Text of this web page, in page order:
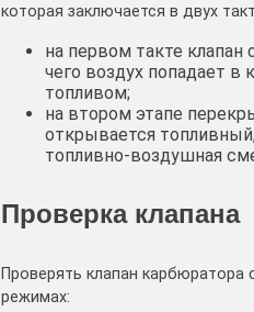
которая заключается в двух
на первом такте клапан
чего воздух попадает
топливом;
на втором этапе
открывается
топливно-воздушная
Проверка клапана
Проверять клапан
режимах: